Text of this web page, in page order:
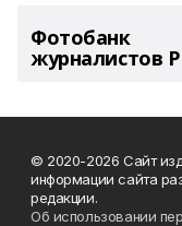
Фотобанк
журналистов
© 2020-2026 Сайт
информации сайта
редакции.
Об использовании